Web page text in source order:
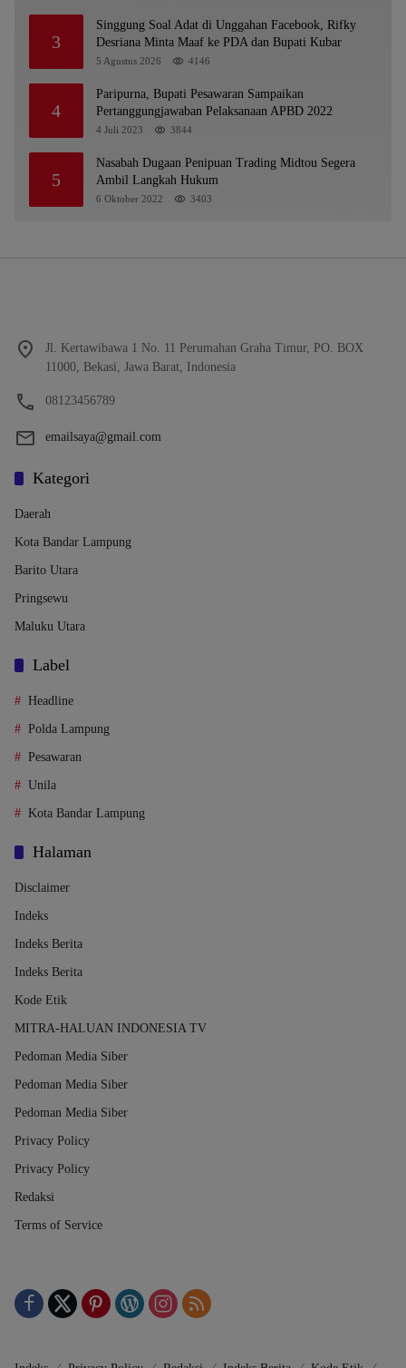
3
Singgung Soal Adat di Unggahan Facebook, Rifky
Desriana Minta Maaf ke PDA dan Bupati Kubar
5 Agustus 2026 4146
4
Paripurna, Bupati Pesawaran Sampaikan
Pertanggungjawaban Pelaksanaan APBD 2022
4 Juli 2023 3844
5
Nasabah Dugaan Penipuan Trading Midtou Segera
Ambil Langkah Hukum
6 Oktober 2022 3403
Jl. Kertawibawa 1 No. 11 Perumahan Graha Timur, PO. BOX
11000, Bekasi, Jawa Barat, Indonesia
08123456789
emailsaya@gmail.com
Kategori
Daerah
Kota Bandar Lampung
Barito Utara
Pringsewu
Maluku Utara
Label
Headline
Polda Lampung
Pesawaran
Unila
Kota Bandar Lampung
Halaman
Disclaimer
Indeks
Indeks Berita
Indeks Berita
Kode Etik
MITRA-HALUAN INDONESIA TV
Pedoman Media Siber
Pedoman Media Siber
Pedoman Media Siber
Privacy Policy
Privacy Policy
Redaksi
Terms of Service